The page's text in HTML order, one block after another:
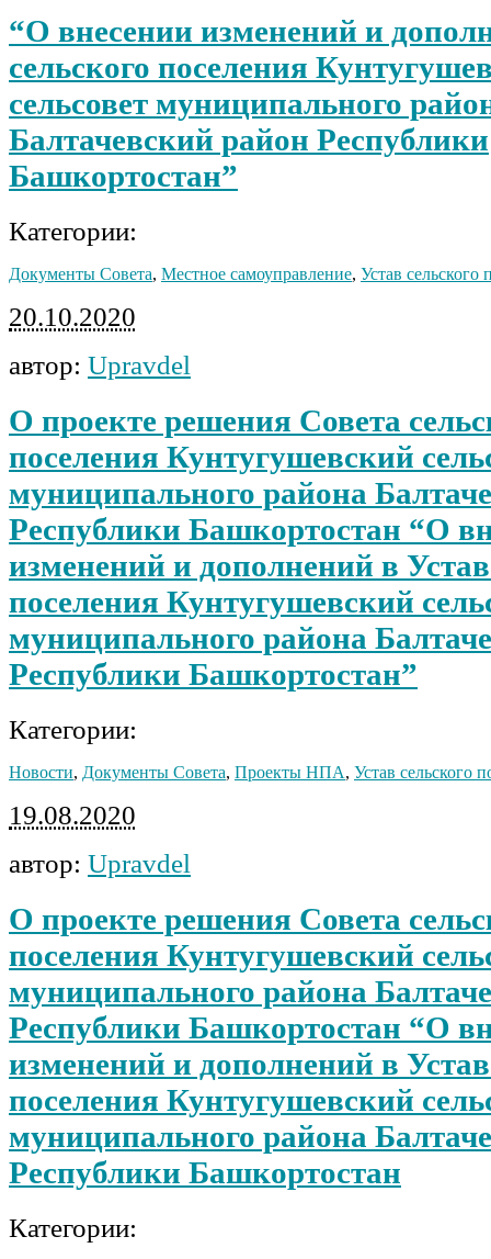
“О внесении изменений и
сельского поселения
сельсовет муниципального
Балтачевский район Республики
Башкортостан”
Категории:
Документы Совета, Местное самоуправление, Устав сельского
20.10.2020
автор: Upravdel
О проекте решения Совета
поселения Кунтугушевский
муниципального района
Республики Башкортостан “О
изменений и дополнений в Устав
поселения Кунтугушевский
муниципального района
Республики Башкортостан”
Категории:
Новости, Документы Совета, Проекты НПА, Устав сельского
19.08.2020
автор: Upravdel
О проекте решения Совета
поселения Кунтугушевский
муниципального района
Республики Башкортостан “О
изменений и дополнений в Устав
поселения Кунтугушевский
муниципального района
Республики Башкортостан
Категории: